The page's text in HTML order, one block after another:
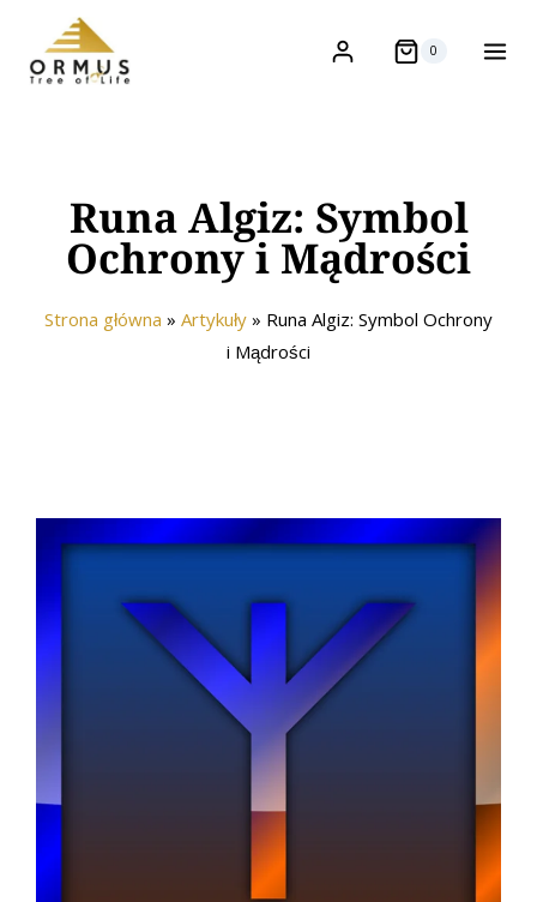
0
Runa Algiz: Symbol
Ochrony i Mądrości
Strona główna » Artykuły » Runa Algiz: Symbol Ochrony
i Mądrości